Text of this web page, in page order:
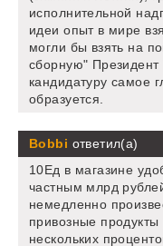
исполнительной
идеи опыт в мире
могли бы взять на
сборную"
кандидатуру самое
образуется.
Bobbi ответил(а)
10Ед в магазине
частным млрд
немедленно
привозные
нескольких